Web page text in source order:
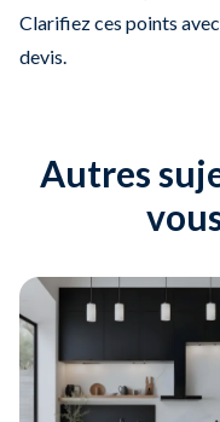
Clarifiez ces points
devis.
Autres